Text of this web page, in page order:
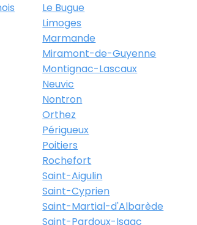
Le Bugue
Limoges
Marmande
Miramont-de-Guyenne
Montignac-Lascaux
Neuvic
Nontron
Orthez
Périgueux
Poitiers
Rochefort
Saint-Aigulin
Saint-Cyprien
Saint-Martial-d'Albarède
Saint-Pardoux-Isaac